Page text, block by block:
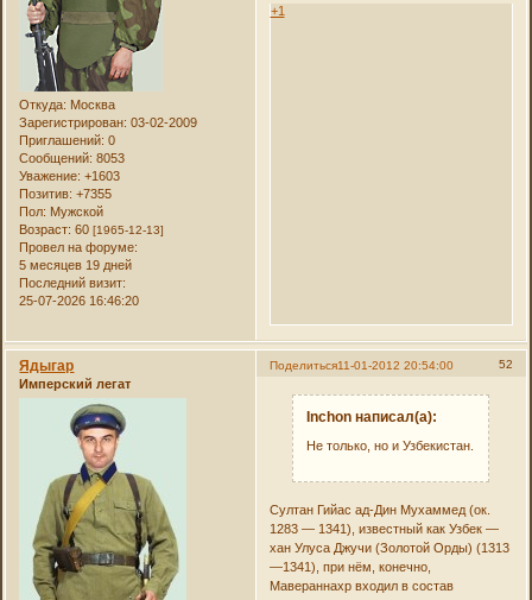
Откуда: Москва
Зарегистрирован: 03-02-2009
Приглашений: 0
Сообщений: 8053
Уважение: +1603
Позитив: +7355
Пол: Мужской
Возраст: 60[1965-12-13]
Провел на форуме:
5 месяцев 19 дней
Последний визит:
25-07-2026 16:46:20
+1
Поделиться 52
11-01-2012 20:54:00
Ядыгар
Имперский легат
Inchon написал(а):
Не только, но и Узбекистан.
Султан Гийас ад-Дин Мухаммед (ок.
1283 — 1341), известный как Узбек —
хан Улуса Джучи (Золотой Орды) (1313
—1341), при нём, конечно,
Мавераннахр входил в состав